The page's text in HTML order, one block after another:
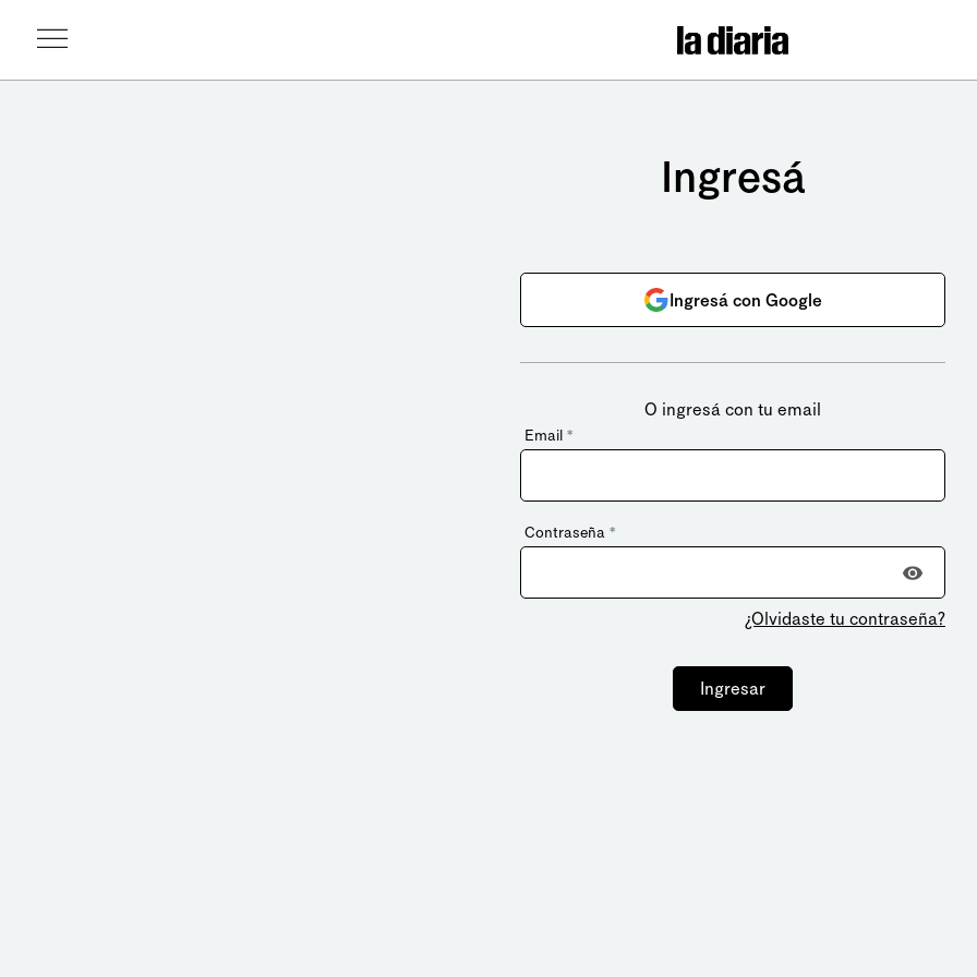
Ingresá
Ingresá con Google
O ingresá con tu email
Email *
Contraseña *
¿Olvidaste tu contraseña?
Ingresar